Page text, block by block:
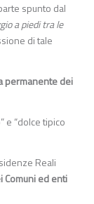
spunto dal
a piedi tra le
di tale
permanente dei
e “dolce tipico
Reali
Comuni ed enti